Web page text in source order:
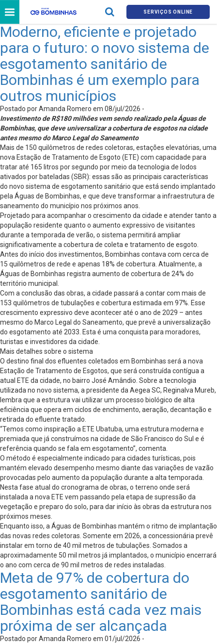
SERVIÇOS ONLINE
Moderno, eficiente e projetado
para o futuro: o novo sistema de
esgotamento sanitário de
Bombinhas é um exemplo para
outros municípios
Postado por Amanda Romero em 08/jul/2026 -
Investimento de R$180 milhões vem sendo realizado pela Águas de
Bombinhas, que deve universalizar a cobertura de esgotos na cidade
antes mesmo do Marco Legal do Saneamento
Mais de 150 quilômetros de redes coletoras, estações elevatórias, uma
nova Estação de Tratamento de Esgoto (ETE) com capacidade para
tratar até 165 litros por segundo por meio da tecnologia de lodos
ativados por bateladas (SBR): essas são as principais características
do novo sistema de esgotamento sanitário que está sendo implantado
pela Águas de Bombinhas, e que deve transformar a infraestrutura de
saneamento do município nos próximos anos.
Projetado para acompanhar o crescimento da cidade e atender tanto a
população residente quanto o aumento expressivo de visitantes
durante a temporada de verão, o sistema permitirá ampliar
significativamente a cobertura de coleta e tratamento de esgoto.
Antes do início dos investimentos, Bombinhas contava com cerca de
15 quilômetros de rede e apenas 18% de cobertura. Atualmente, a
Águas de Bombinhas registra aumento de cobertura de 24% do
território municipal.
Com a conclusão das obras, a cidade passará a contar com mais de
153 quilômetros de tubulações e cobertura estimada em 97%. Esse
crescimento expressivo deve acontecer até o ano de 2029 – antes
mesmo do Marco Legal do Saneamento, que prevê a universalização
do esgotamento até 2033. Esta é uma conquista para moradores,
turistas e investidores da cidade.
Mais detalhes sobre o sistema
O destino final dos efluentes coletados em Bombinhas será a nova
Estação de Tratamento de Esgotos, que será construída contígua a
atual ETE da cidade, no bairro José Amândio. Sobre a tecnologia
utilizada no novo sistema, a presidente da Aegea SC, Reginalva Mureb,
lembra que a estrutura vai utilizar um processo biológico de alta
eficiência que opera em ciclos de enchimento, aeração, decantação e
retirada do efluente tratado.
“Temos como inspiração a ETE Ubatuba, uma estrutura moderna e
premiada que já construímos na cidade de São Francisco do Sul e é
referência quando se fala em esgotamento”, comenta.
O método é especialmente indicado para cidades turísticas, pois
mantém elevado desempenho mesmo diante das variações de vazão
provocadas pelo aumento da população durante a alta temporada.
Nesta fase atual do cronograma de obras, o terreno onde será
instalada a nova ETE vem passando pela etapa de supressão da
vegetação e preparo do solo, para dar início às obras da estrutura nos
próximos meses.
Enquanto isso, a Águas de Bombinhas mantém o ritmo de implantação
das novas redes coletoras. Somente em 2026, a concessionária prevê
instalar em torno de 40 mil metros de tubulações. Somados a
aproximadamente 50 mil metros já implantados, o município encerrará
o ano com cerca de 90 mil metros de redes instaladas.
Meta de 97% de cobertura do
esgotamento sanitário de
Bombinhas está cada vez mais
próxima de ser alcançada
Postado por Amanda Romero em 01/jul/2026 -